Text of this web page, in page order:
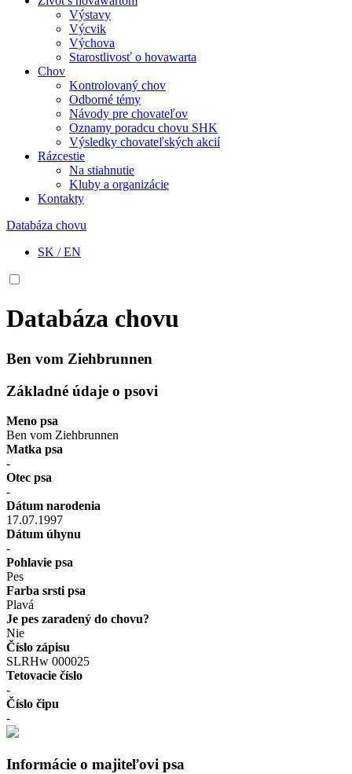
Výstavy
Výcvik
Výchova
Starostlivosť o hovawarta
Chov
Kontrolovaný chov
Odborné témy
Návody pre chovateľov
Oznamy poradcu chovu SHK
Výsledky chovateľských akcií
Rázcestie
Na stiahnutie
Kluby a organizácie
Kontakty
Databáza chovu
SK /EN
Databáza chovu
Ben vom Ziehbrunnen
Základné údaje o psovi
Meno psa
Ben vom Ziehbrunnen
Matka psa
-
Otec psa
-
Dátum narodenia
17.07.1997
Dátum úhynu
-
Pohlavie psa
Pes
Farba srsti psa
Plavá
Je pes zaradený do chovu?
Nie
Číslo zápisu
SLRHw 000025
Tetovacie číslo
-
Číslo čipu
-
Informácie o majiteľovi psa